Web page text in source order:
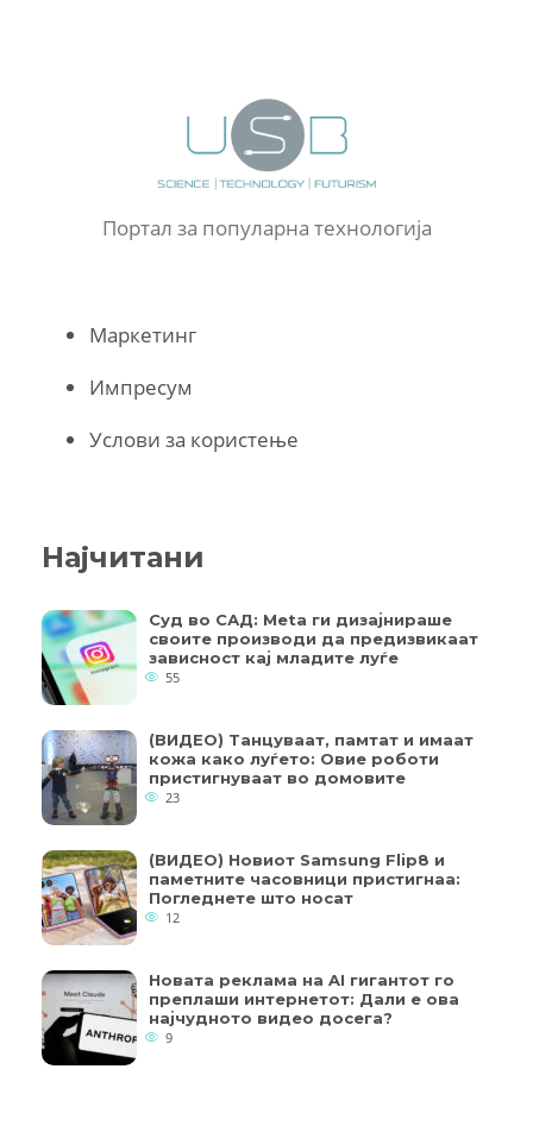
Портал за популарна технологија
Маркетинг
Импресум
Услови за користење
Најчитани
Суд во САД: Meta ги дизајнираше
своите производи да предизвикаат
зависност кај младите луѓе
55
(ВИДЕО) Танцуваат, памтат и имаат
кожа како луѓето: Овие роботи
пристигнуваат во домовите
23
(ВИДЕО) Новиот Samsung Flip8 и
паметните часовници пристигнаа:
Погледнете што носат
12
Новата реклама на AI гигантот го
преплаши интернетот: Дали е ова
најчудното видео досега?
9